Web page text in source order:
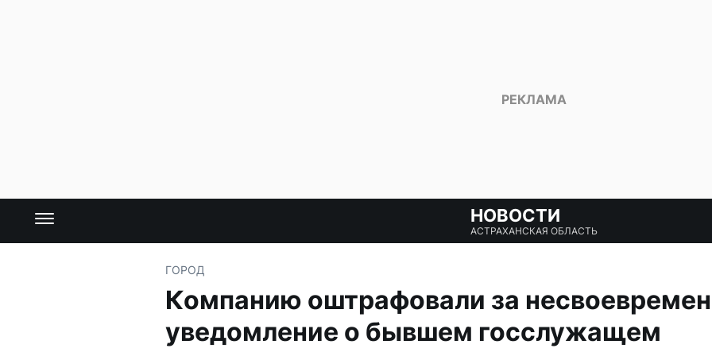
НОВОСТИ
АСТРАХАНСКАЯ ОБЛАСТЬ
ГОРОД
Компанию оштрафовали за
уведомление о бывшем госслужащем